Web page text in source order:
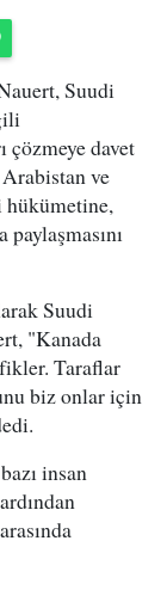
Suudi
çözmeye davet
ve
hükümetine,
Suudi
"Kanada
Taraflar
biz onlar için
insan